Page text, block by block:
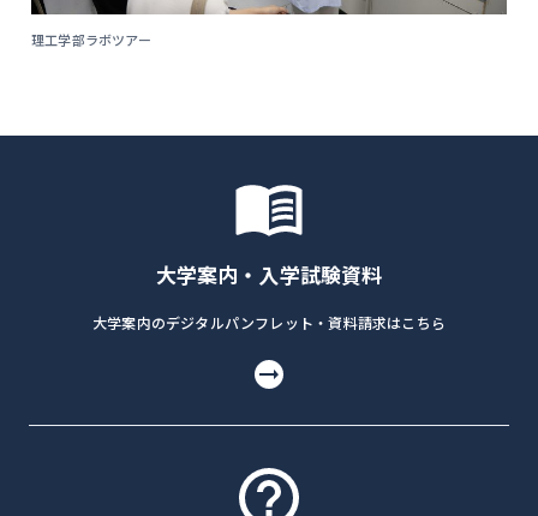
理工学部ラボツアー
大学案内・入学試験資料
大学案内のデジタルパンフレット・資料請求はこちら